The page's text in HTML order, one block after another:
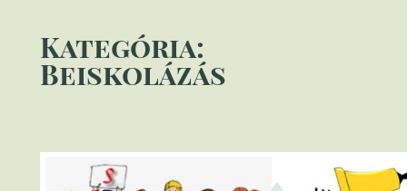
Kategória:
Beiskolázás